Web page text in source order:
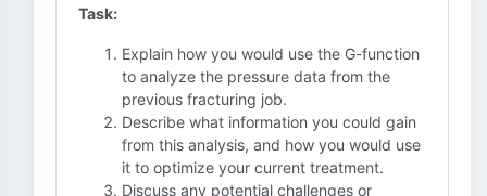
Task:
Explain how you would use the G-function
to analyze the pressure data from the
previous fracturing job.
Describe what information you could gain
from this analysis, and how you would use
it to optimize your current treatment.
Discuss any potential challenges or